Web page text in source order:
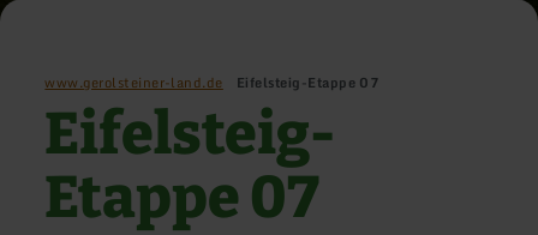
www.gerolsteiner-land.de Eifelsteig-Etappe 07
Eifelsteig-
Etappe 07